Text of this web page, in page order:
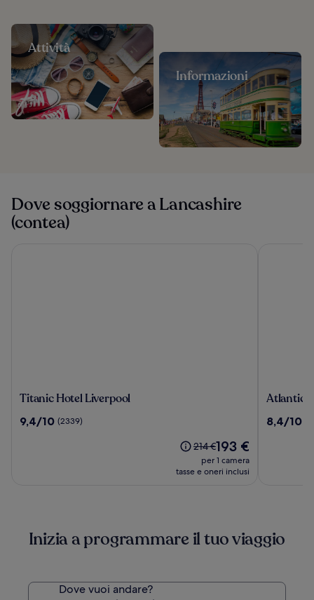
Attività
Informazioni
Dove soggiornare a Lancashire
(contea)
Titanic
Liverpool
Titanic Hotel Liverpool
9.4
9,4/10 (2339)
Il
prezzo
era
sulla
tariffa
214 €Il
prezzo
attuale
193 €
per 1 camera
tasse e oneri inclusi
Atlantic
Hotel
Atlantic
8.4
8,4/10
Inizia a programmare il tuo viaggio
Dove vuoi andare?